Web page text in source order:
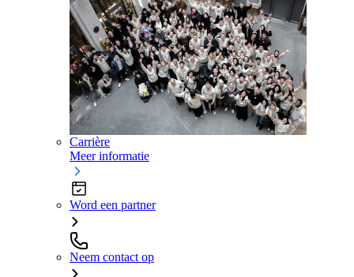
Carrière
Meer informatie
Word een partner
Neem contact op